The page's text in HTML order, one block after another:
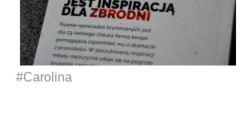
#Carolina